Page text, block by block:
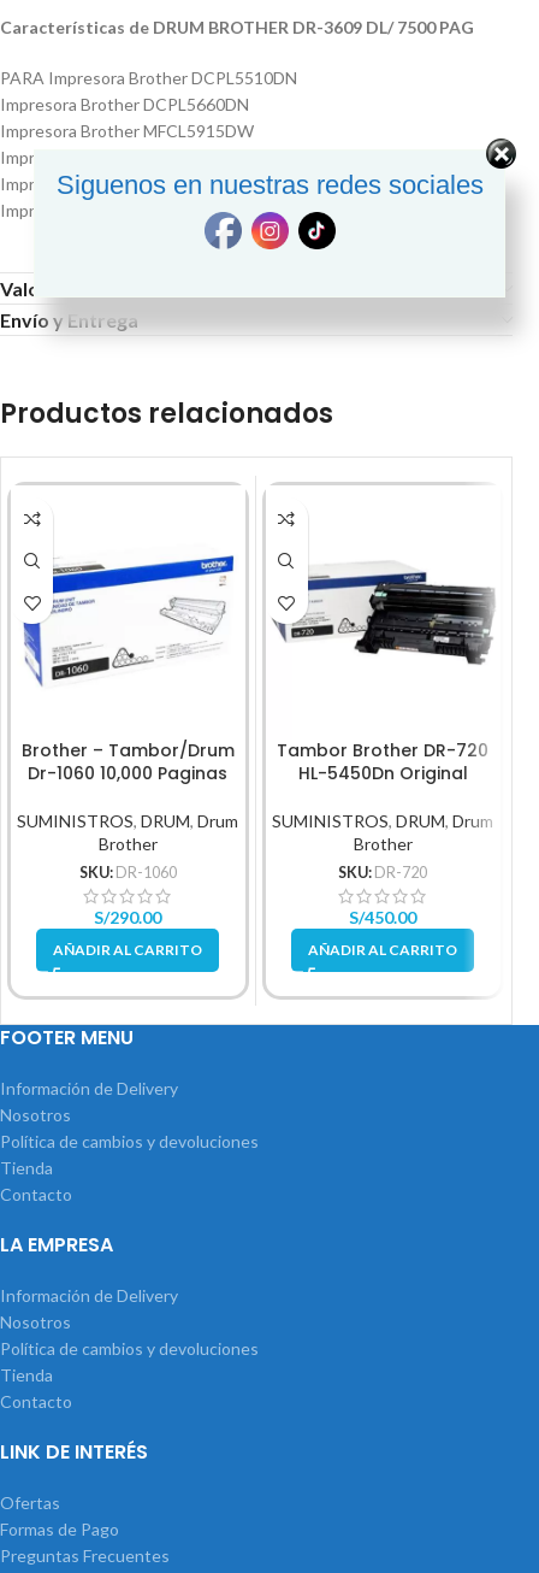
Características de DRUM BROTHER DR-3609 DL/ 7500 PAG
PARA Impresora Brother DCPL5510DN
Impresora Brother DCPL5660DN
Impresora Brother MFCL5915DW
Impresora Brother MFCL6915DW
Impresora Brother HLL5210DN
Impresora Brother HLL6415D
Valoraciones (0)
Envío y Entrega
Productos relacionados
Brother – Tambor/Drum
Dr-1060 10,000 Paginas
SUMINISTROS,DRUM,Drum
Brother
SKU: DR-1060
S/290.00
AÑADIR AL CARRITO
Tambor Brother DR-720
HL-5450Dn Original
SUMINISTROS,DRUM,Drum
Brother
SKU: DR-720
S/450.00
AÑADIR AL CARRITO
FOOTER MENU
Información de Delivery
Nosotros
Política de cambios y devoluciones
Tienda
Contacto
LA EMPRESA
Información de Delivery
Nosotros
Política de cambios y devoluciones
Tienda
Contacto
LINK DE INTERÉS
Ofertas
Formas de Pago
Preguntas Frecuentes
Siguenos en nuestras redes sociales